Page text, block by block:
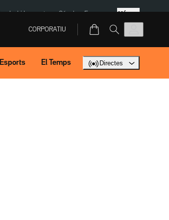
Isaki Lacuesta Sánchez Europa Més
CORPORATIU
Esports El Temps Directes